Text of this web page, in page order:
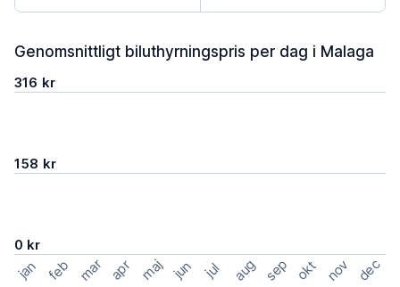
Genomsnittligt biluthyrningspris per dag i Malaga
316 kr
158 kr
0 kr
jan feb mar apr maj jun jul aug sep okt nov dec